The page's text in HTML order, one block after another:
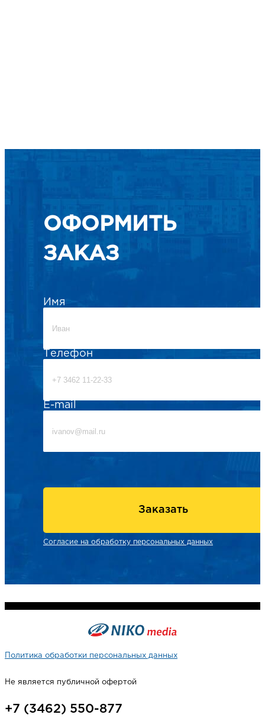
ОФОРМИТЬ
ЗАКАЗ
Имя
Телефон
E-mail
Заказать
Согласие на обработку персональных данных
Политика обработки персональных данных
Не является публичной офертой
+7 (3462) 550-877